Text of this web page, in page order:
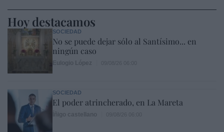
Hoy destacamos
SOCIEDAD
No se puede dejar sólo al Santísimo... en
ningún caso
SOCIEDAD
El poder atrincherado, en La Mareta